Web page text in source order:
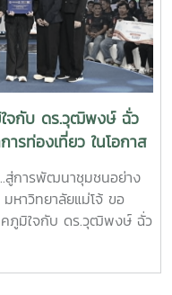
มหาวิทย
ยวแม่โจ้
ใจกับ ดร.วุฒิพงษ์ ฉั่ว
รท่องเที่ยว ในโอกาส
ระดับประเทศ
โลยีที่เหมาะสม .
สู่การพัฒนาชุมชนอย่าง
าวิทยาลัยแม่โจ้ ขอ
คภูมิใจกับ ดร.วุฒิพงษ์ ฉั่ว
Expo 2026